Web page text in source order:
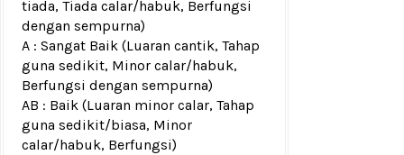
tiada, Tiada calar/habuk, Berfungsi
dengan sempurna)
A : Sangat Baik (Luaran cantik, Tahap
guna sedikit, Minor calar/habuk,
Berfungsi dengan sempurna)
AB : Baik (Luaran minor calar, Tahap
guna sedikit/biasa, Minor
calar/habuk, Berfungsi)